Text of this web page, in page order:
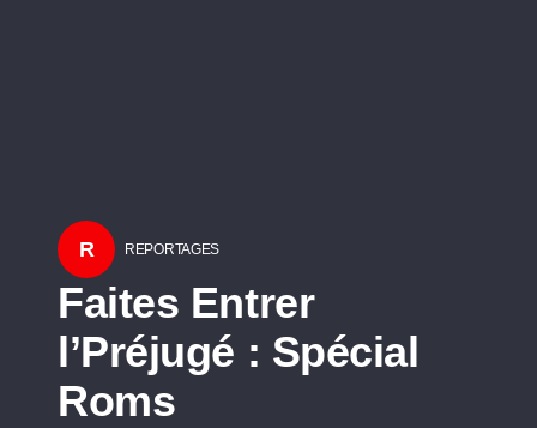
R REPORTAGES
Faites Entrer
l’Préjugé : Spécial
Roms